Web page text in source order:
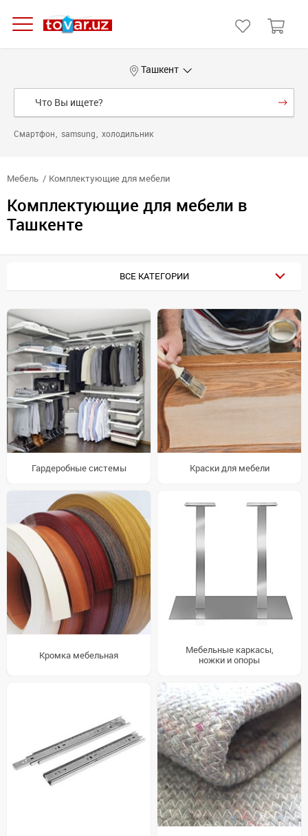
Ташкент
Смартфон samsung холодильник
Мебель Комплектующие для мебели
Комплектующие для мебели в
Ташкенте
ВСЕ КАТЕГОРИИ
Гардеробные системы Краски для мебели
Кромка мебельная
Мебельные каркасы,
ножки и опоры